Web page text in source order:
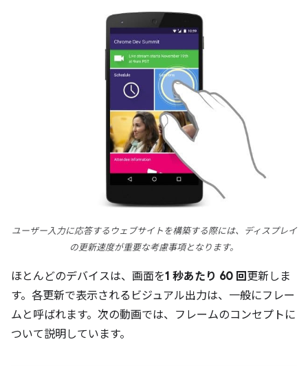
ユーザー入力に応答するウェブサイトを構築する際には、ディスプレイ
の更新速度が重要な考慮事項となります。
ほとんどのデバイスは、画面を1 秒あたり 60 回 更新しま
す。各更新で表示されるビジュアル出力は、一般にフレー
ムと呼ばれます。 次の動画では、フレームのコンセプトに
ついて説明しています。